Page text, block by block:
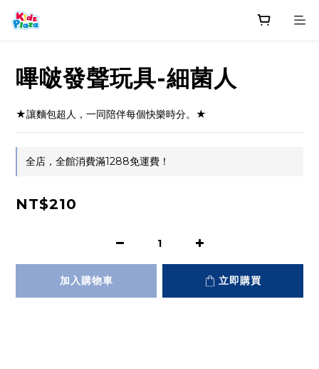
嗶啵發聲玩具-細菌人
★讓麵包超人，一同陪伴每個快樂時分。★
全店，全館消費滿1288免運費！
NT$210
加入購物車 立即購買